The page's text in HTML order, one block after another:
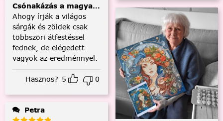
Csónakázás a magyar tengeren
Ahogy írják a világos
sárgák és zöldek csak
többszöri átfestéssel
fednek, de elégedett
vagyok az eredménnyel.
Hasznos? 5 0
Petra